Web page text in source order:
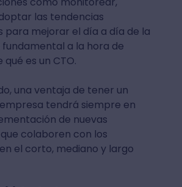
las tendencias
para mejorar el día a día de la
fundamental a la hora de
es un CTO.
una ventaja de tener un
tendrá siempre en
de nuevas
colaboren con los
el corto, mediano y largo